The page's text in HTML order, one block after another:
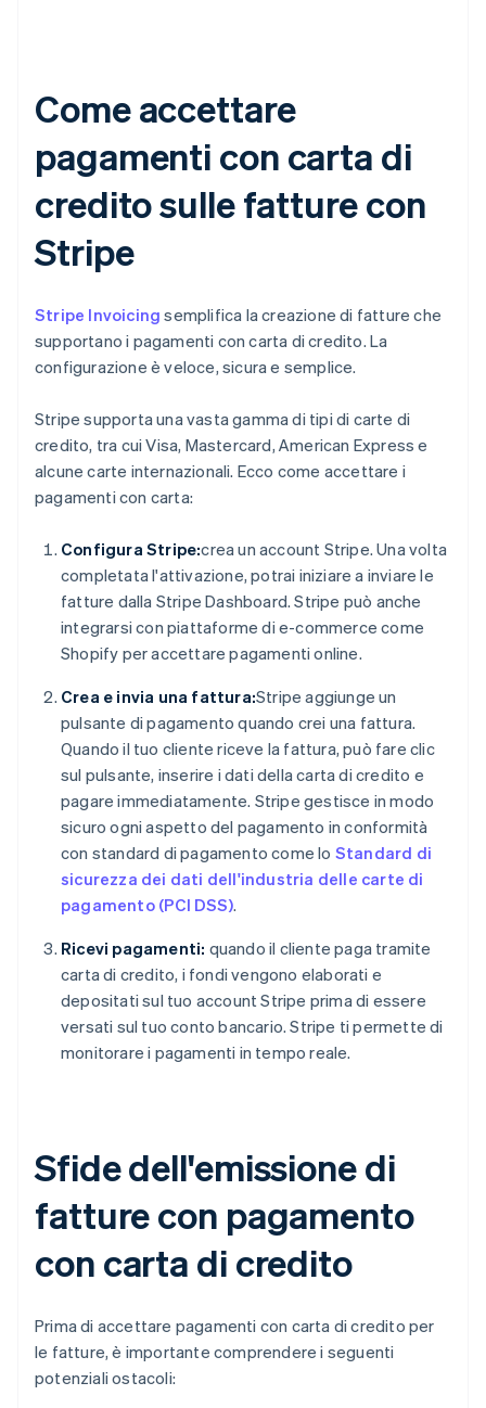
Come accettare
pagamenti con carta di
credito sulle fatture con
Stripe
Stripe Invoicing semplifica la creazione di fatture che
supportano i pagamenti con carta di credito. La
configurazione è veloce, sicura e semplice.
Stripe supporta una vasta gamma di tipi di carte di
credito, tra cui Visa, Mastercard, American Express e
alcune carte internazionali. Ecco come accettare i
pagamenti con carta:
Configura Stripe:crea un account Stripe. Una volta
completata l'attivazione, potrai iniziare a inviare le
fatture dalla Stripe Dashboard. Stripe può anche
integrarsi con piattaforme di e-commerce come
Shopify per accettare pagamenti online.
Crea e invia una fattura:Stripe aggiunge un
pulsante di pagamento quando crei una fattura.
Quando il tuo cliente riceve la fattura, può fare clic
sul pulsante, inserire i dati della carta di credito e
pagare immediatamente. Stripe gestisce in modo
sicuro ogni aspetto del pagamento in conformità
con standard di pagamento come lo Standard di
sicurezza dei dati dell'industria delle carte di
pagamento (PCI DSS).
Ricevi pagamenti: quando il cliente paga tramite
carta di credito, i fondi vengono elaborati e
depositati sul tuo account Stripe prima di essere
versati sul tuo conto bancario. Stripe ti permette di
monitorare i pagamenti in tempo reale.
Sfide dell'emissione di
fatture con pagamento
con carta di credito
Prima di accettare pagamenti con carta di credito per
le fatture, è importante comprendere i seguenti
potenziali ostacoli: